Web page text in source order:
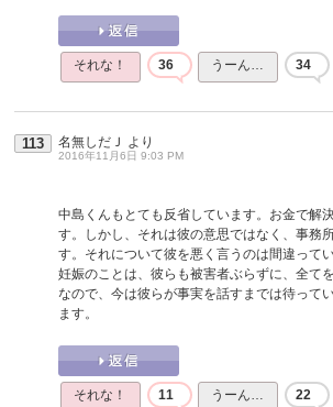
それな！ 36 うーん… 34
113 名無しだＪ より
2016年11月6日 9:03 PM
中島くんもとても反省しています。お金で解
す。しかし、それは彼の意思ではなく、事務
す。それについて彼を悪く言うのは間違って
妊娠のことは、彼らも被害者ぶらずに、全て
なので、今は彼らが事実を話すまでは待って
ます。
それな！ 11 うーん… 22